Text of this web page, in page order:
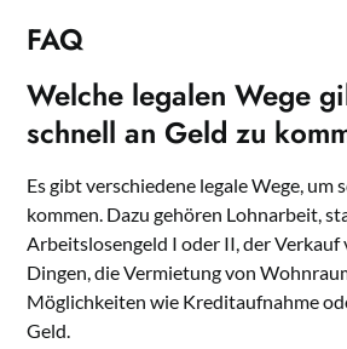
FAQ
Welche legalen Wege
schnell an Geld zu
Es gibt verschiedene legale Wege, um
kommen. Dazu gehören Lohnarbeit,
Arbeitslosengeld I oder II, der
Dingen, die Vermietung von
Möglichkeiten wie Kreditaufnahme
Geld.